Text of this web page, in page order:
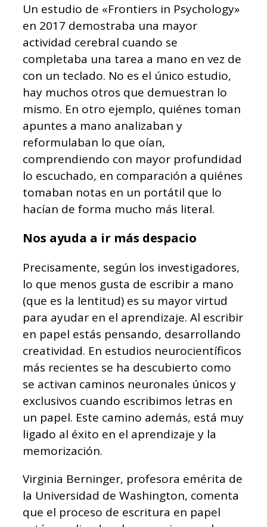
Un estudio de «Frontiers in Psychology»
en 2017 demostraba una mayor
actividad cerebral cuando se
completaba una tarea a mano en vez de
con un teclado. No es el único estudio,
hay muchos otros que demuestran lo
mismo. En otro ejemplo, quiénes toman
apuntes a mano analizaban y
reformulaban lo que oían,
comprendiendo con mayor profundidad
lo escuchado, en comparación a quiénes
tomaban notas en un portátil que lo
hacían de forma mucho más literal.
Nos ayuda a ir más despacio
Precisamente, según los investigadores,
lo que menos gusta de escribir a mano
(que es la lentitud) es su mayor virtud
para ayudar en el aprendizaje. Al escribir
en papel estás pensando, desarrollando
creatividad. En estudios neurocientíficos
más recientes se ha descubierto como
se activan caminos neuronales únicos y
exclusivos cuando escribimos letras en
un papel. Este camino además, está muy
ligado al éxito en el aprendizaje y la
memorización.
Virginia Berninger, profesora emérita de
la Universidad de Washington, comenta
que el proceso de escritura en papel